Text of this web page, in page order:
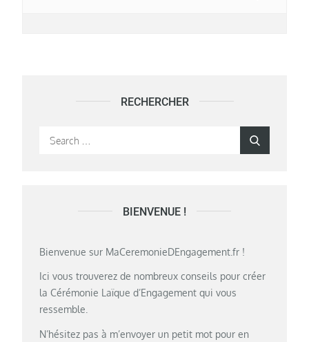
RECHERCHER
Search
BIENVENUE !
Bienvenue sur MaCeremonieDEngagement.fr !
Ici vous trouverez de nombreux conseils pour créer
la Cérémonie Laïque d’Engagement qui vous
ressemble.
N’hésitez pas à m’envoyer un petit mot pour en